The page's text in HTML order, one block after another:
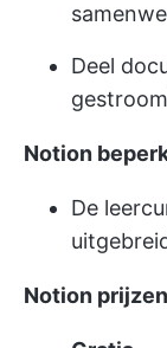
Deel
Notion
De
Notion prijzen